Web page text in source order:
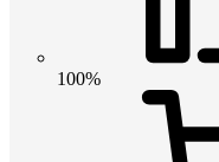
100%